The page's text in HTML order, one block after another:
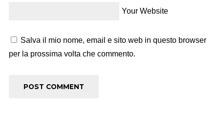
Your Website
Salva il mio nome, email e sito web in questo browser
per la prossima volta che commento.